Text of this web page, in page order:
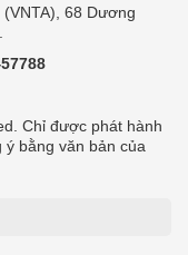
68 Dương
Chỉ được phát hành
ý bằng văn bản của